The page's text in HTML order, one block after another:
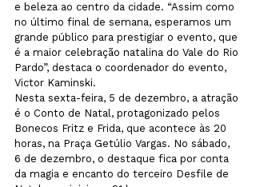
e beleza ao centro da cidade. “Assim como
no último final de semana, esperamos um
grande público para prestigiar o evento, que
é a maior celebração natalina do Vale do Rio
Pardo”, destaca o coordenador do evento,
Victor Kaminski.
Nesta sexta-feira, 5 de dezembro, a atração
é o Conto de Natal, protagonizado pelos
Bonecos Fritz e Frida, que acontece às 20
horas, na Praça Getúlio Vargas. No sábado,
6 de dezembro, o destaque fica por conta
da magia e encanto do terceiro Desfile de